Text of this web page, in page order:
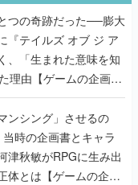
つの奇跡だった──膨大
『テイルズ オブ ジ ア
、「生まれた意味を知
理由【ゲームの企画
ンシング」させるの
時の企画書とキャラ
津秋敏がRPGに生み出
体とは【ゲームの企画